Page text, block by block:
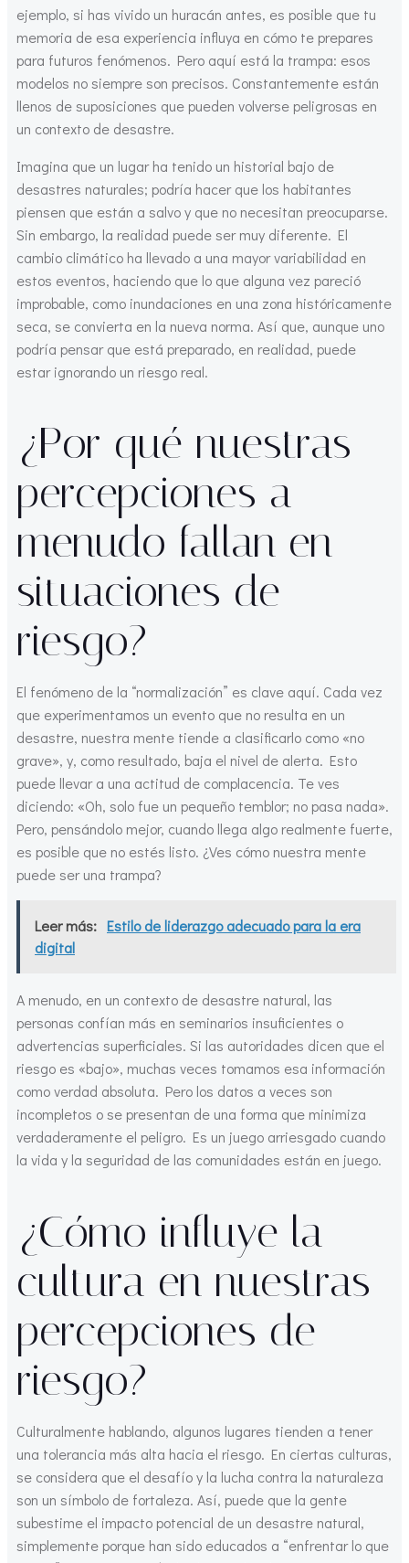
ejemplo, si has vivido un huracán antes, es posible que tu
memoria de esa experiencia influya en cómo te prepares
para futuros fenómenos. Pero aquí está la trampa: esos
modelos no siempre son precisos. Constantemente están
llenos de suposiciones que pueden volverse peligrosas en
un contexto de desastre.
Imagina que un lugar ha tenido un historial bajo de
desastres naturales; podría hacer que los habitantes
piensen que están a salvo y que no necesitan preocuparse.
Sin embargo, la realidad puede ser muy diferente. El
cambio climático ha llevado a una mayor variabilidad en
estos eventos, haciendo que lo que alguna vez pareció
improbable, como inundaciones en una zona históricamente
seca, se convierta en la nueva norma. Así que, aunque uno
podría pensar que está preparado, en realidad, puede
estar ignorando un riesgo real.
¿Por qué nuestras
percepciones a
menudo fallan en
situaciones de
riesgo?
El fenómeno de la “normalización” es clave aquí. Cada vez
que experimentamos un evento que no resulta en un
desastre, nuestra mente tiende a clasificarlo como «no
grave», y, como resultado, baja el nivel de alerta. Esto
puede llevar a una actitud de complacencia. Te ves
diciendo: «Oh, solo fue un pequeño temblor; no pasa nada».
Pero, pensándolo mejor, cuando llega algo realmente fuerte,
es posible que no estés listo. ¿Ves cómo nuestra mente
puede ser una trampa?
Leer más: Estilo de liderazgo adecuado para la era
digital
A menudo, en un contexto de desastre natural, las
personas confían más en seminarios insuficientes o
advertencias superficiales. Si las autoridades dicen que el
riesgo es «bajo», muchas veces tomamos esa información
como verdad absoluta. Pero los datos a veces son
incompletos o se presentan de una forma que minimiza
verdaderamente el peligro. Es un juego arriesgado cuando
la vida y la seguridad de las comunidades están en juego.
¿Cómo influye la
cultura en nuestras
percepciones de
riesgo?
Culturalmente hablando, algunos lugares tienden a tener
una tolerancia más alta hacia el riesgo. En ciertas culturas,
se considera que el desafío y la lucha contra la naturaleza
son un símbolo de fortaleza. Así, puede que la gente
subestime el impacto potencial de un desastre natural,
simplemente porque han sido educados a “enfrentar lo que